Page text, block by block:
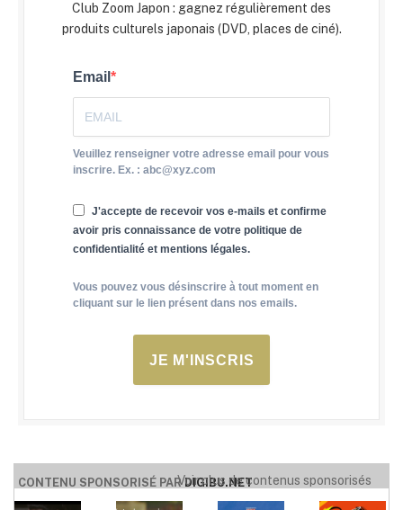
Club Zoom Japon : gagnez régulièrement des
produits culturels japonais (DVD, places de ciné).
Email
Veuillez renseigner votre adresse email pour vous
inscrire. Ex. : abc@xyz.com
J'accepte de recevoir vos e-mails et confirme
avoir pris connaissance de votre politique de
confidentialité et mentions légales.
Vous pouvez vous désinscrire à tout moment en
cliquant sur le lien présent dans nos emails.
JE M'INSCRIS
CONTENU SPONSORISÉ PARDIGIBU.NET
Voir plus de contenus sponsorisés